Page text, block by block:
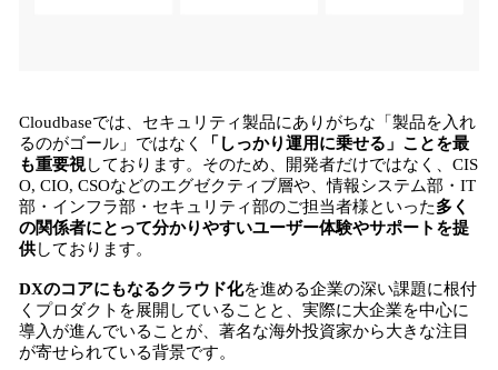
Cloudbaseでは、セキュリティ製品にありがちな「製品を入れ
るのがゴール」ではなく
「しっかり運用に乗せる」ことを最
も重要視しております。そのため、開発者だけではなく、CIS
O, CIO, CSOなどのエグゼクティブ層や、情報システム部・IT
部・インフラ部・セキュリティ部のご担当者様といった多く
の関係者にとって分かりやすいユーザー体験やサポートを提
供しております。
DXのコアにもなるクラウド化を進める企業の深い課題に根付
くプロダクトを展開していることと、実際に大企業を中心に
導入が進んでいることが、著名な海外投資家から大きな注目
が寄せられている背景です。